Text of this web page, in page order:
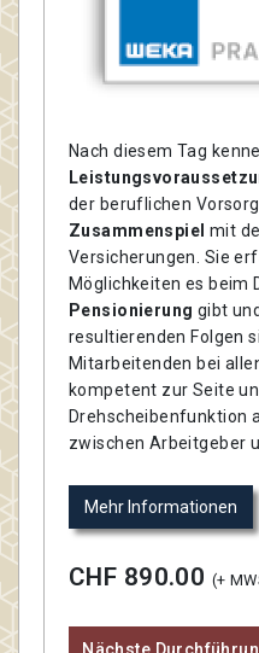
Nach diesem Tag
der beruflichen
Zusammenspiel mit
Versicherungen. Sie
Möglichkeiten es beim
Pensionierung gibt
resultierenden Folgen
Mitarbeitenden bei
kompetent zur Seite
Drehscheibenfunktion
zwischen Arbeitgeber
Mehr Informationen
CHF 890.00 (+
Nächste